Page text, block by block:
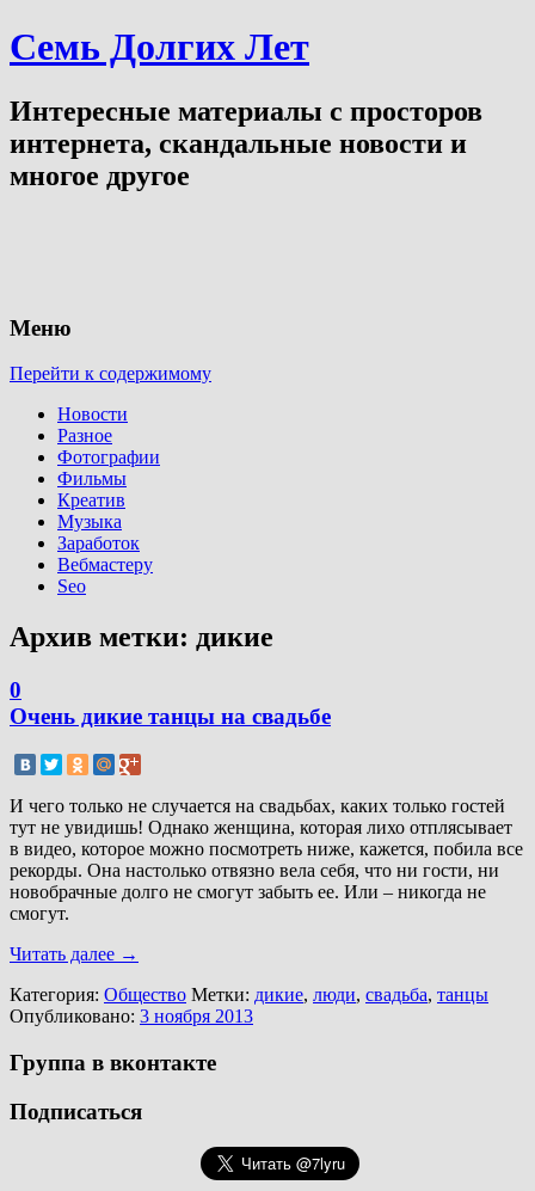
Семь Долгих Лет
Интересные материалы с просторов
интернета, скандальные новости и
многое другое
Меню
Перейти к содержимому
Новости
Разное
Фотографии
Фильмы
Креатив
Музыка
Заработок
Вебмастеру
Seo
Архив метки: дикие
0
Очень дикие танцы на свадьбе
И чего только не случается на свадьбах, каких только гостей
тут не увидишь! Однако женщина, которая лихо отплясывает
в видео, которое можно посмотреть ниже, кажется, побила все
рекорды. Она настолько отвязно вела себя, что ни гости, ни
новобрачные долго не смогут забыть ее. Или – никогда не
смогут.
Читать далее →
Категория: Общество Метки: дикие, люди, свадьба, танцы
Опубликовано: 3 ноября 2013
Группа в вконтакте
Подписаться